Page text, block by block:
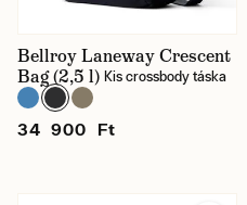
Bellroy Laneway Crescent
Bag (2,5 l) Kis crossbody táska
34 900 Ft